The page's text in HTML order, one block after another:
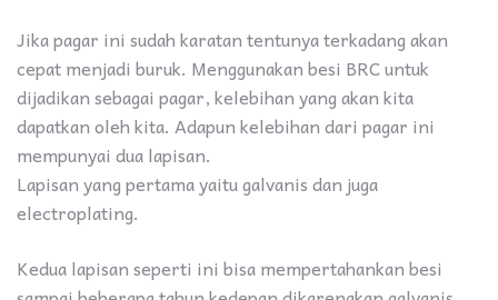
Jika pagar ini sudah karatan tentunya terkadang akan
cepat menjadi buruk. Menggunakan besi BRC untuk
dijadikan sebagai pagar, kelebihan yang akan kita
dapatkan oleh kita. Adapun kelebihan dari pagar ini
mempunyai dua lapisan.
Lapisan yang pertama yaitu galvanis dan juga
electroplating.
Kedua lapisan seperti ini bisa mempertahankan besi